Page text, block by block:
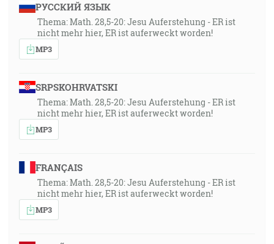
РУССКИЙ ЯЗЫК
Thema: Math. 28,5-20: Jesu Auferstehung - ER ist
nicht mehr hier, ER ist auferweckt worden!
MP3
SRPSKOHRVATSKI
Thema: Math. 28,5-20: Jesu Auferstehung - ER ist
nicht mehr hier, ER ist auferweckt worden!
MP3
FRANÇAIS
Thema: Math. 28,5-20: Jesu Auferstehung - ER ist
nicht mehr hier, ER ist auferweckt worden!
MP3